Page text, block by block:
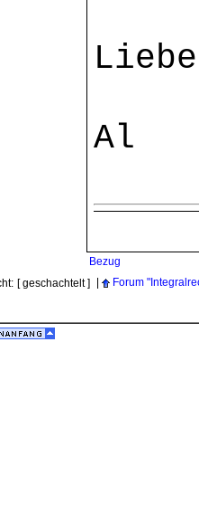
Al
Bezug
[ geschachtelt ] Forum